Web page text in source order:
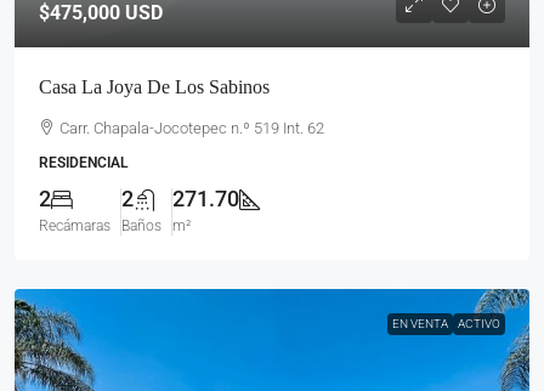
$475,000 USD
Casa La Joya De Los Sabinos
Carr. Chapala-Jocotepec n.º 519 Int. 62
RESIDENCIAL
2
Recámaras
2
Baños
271.70
m²
EN VENTA ACTIVO